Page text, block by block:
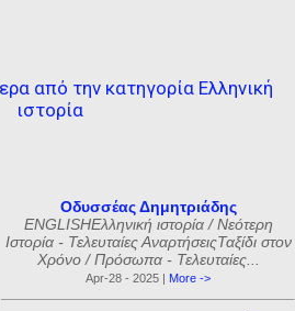
από την κατηγορία Ελληνική
ιστορία
Οδυσσέας Δημητριάδης
ENGLISHΕλληνική ιστορία / Νεότερη
Ιστορία - Τελευταίες ΑναρτήσειςΤαξίδι στον
Χρόνο / Πρόσωπα - Τελευταίες...
Apr-28 - 2025 | More ->